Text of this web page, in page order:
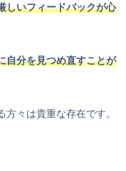
しいフィードバックが心
自分を見つめ直すことが
々は貴重な存在です。